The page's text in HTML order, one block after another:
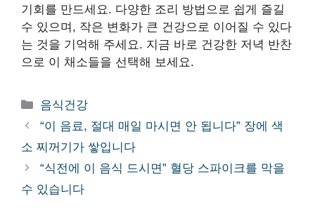
기회를 만드세요. 다양한 조리 방법으로 쉽게 즐길
수 있으며, 작은 변화가 큰 건강으로 이어질 수 있다
는 것을 기억해 주세요. 지금 바로 건강한 저녁 반찬
으로 이 채소들을 선택해 보세요.
카
테
리
음식건강
“이 음료, 절대 매일 마시면 안 됩니다” 장에 색
소 찌꺼기가 쌓입니다
“식전에 이 음식 드시면” 혈당 스파이크를 막을
수 있습니다